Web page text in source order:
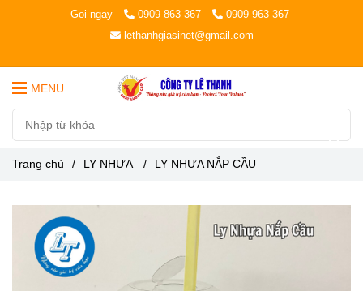
Gọi ngay 0909 863 367
0909 963 367
lethanhgiasinet@gmail.com
MENU
Trang chủ / LY NHỰA / LY NHỰA NẮP CẦU